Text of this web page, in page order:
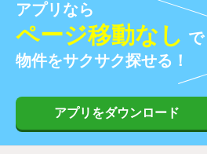
アプリなら
ページ移動なし で
物件をサクサク探せる！
アプリをダウンロード